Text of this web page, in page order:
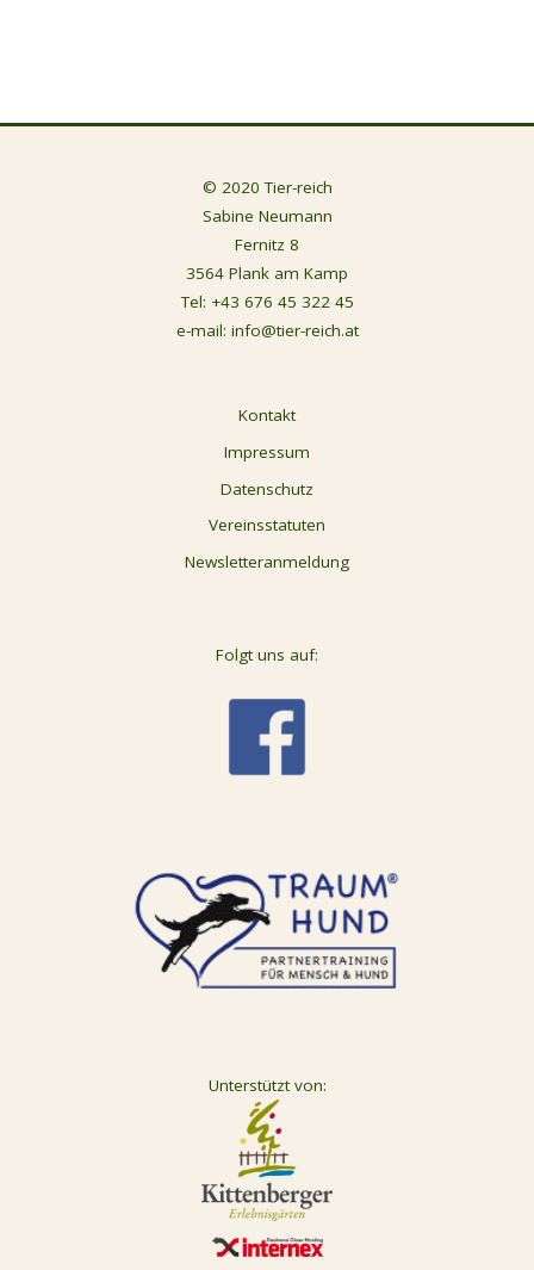
© 2020 Tier-reich
Sabine Neumann
Fernitz 8
3564 Plank am Kamp
Tel: +43 676 45 322 45
e-mail: info@tier-reich.at
Kontakt
Impressum
Datenschutz
Vereinsstatuten
Newsletteranmeldung
Folgt uns auf:
Unterstützt von: